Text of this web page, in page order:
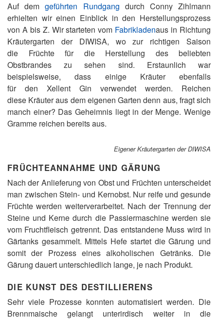
Auf demgeführten Rundgang durch Conny Zihlmann
erhielten wir einen Einblick in den Herstellungsprozess
von A bis Z. Wir starteten vom Fabrikladenaus in Richtung
Kräutergarten der DIWISA, wo zur richtigen Saison
die Früchte für die Herstellung des beliebten
Obstbrandes zu sehen sind. Erstaunlich war
beispielsweise, dass einige Kräuter ebenfalls
für den Xellent Gin verwendet werden. Reichen
diese Kräuter aus dem eigenen Garten denn aus, fragt sich
manch einer? Das Geheimnis liegt in der Menge. Wenige
Gramme reichen bereits aus.
Eigener Kräutergarten der DIWISA
FRÜCHTEANNAHME UND GÄRUNG
Nach der Anlieferung von Obst und Früchten unterscheidet
man zwischen Stein- und Kernobst. Nur reife und gesunde
Früchte werden weiterverarbeitet. Nach der Trennung der
Steine und Kerne durch die Passiermaschine werden sie
vom Fruchtfleisch getrennt. Das entstandene Muss wird in
Gärtanks gesammelt. Mittels Hefe startet die Gärung und
somit der Prozess eines alkoholischen Getränks. Die
Gärung dauert unterschiedlich lange, je nach Produkt.
DIE KUNST DES DESTILLIERENS
Sehr viele Prozesse konnten automatisiert werden. Die
Brennmaische gelangt unterirdisch weiter in die